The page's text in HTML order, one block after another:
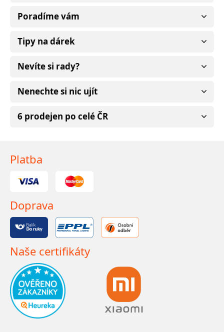
Poradíme vám
Tipy na dárek
Nevíte si rady?
Nenechte si nic ujít
6 prodejen po celé ČR
Platba
Doprava
Naše certifikáty